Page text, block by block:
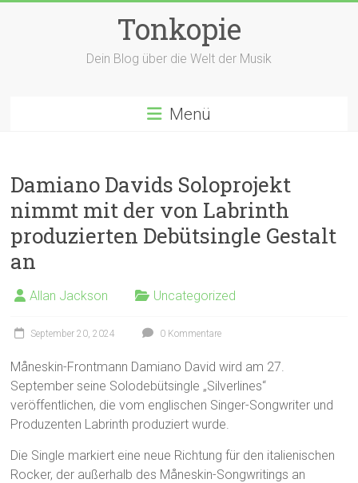
Tonkopie
Dein Blog über die Welt der Musik
Menü
Damiano Davids Soloprojekt
nimmt mit der von Labrinth
produzierten Debütsingle Gestalt
an
Allan Jackson Uncategorized
September 20, 2024 0 Kommentare
Måneskin-Frontmann Damiano David wird am 27.
September seine Solodebütsingle „Silverlines“
veröffentlichen, die vom englischen Singer-Songwriter und
Produzenten Labrinth produziert wurde.
Die Single markiert eine neue Richtung für den italienischen
Rocker, der außerhalb des Måneskin-Songwritings an